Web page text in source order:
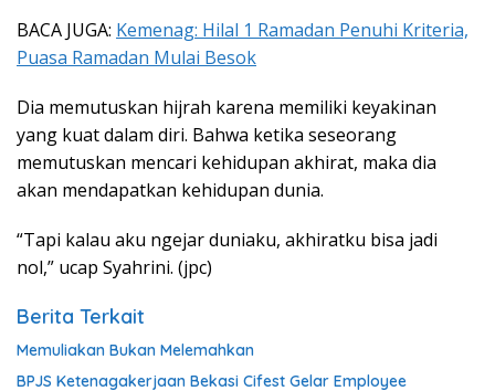
BACA JUGA: Kemenag: Hilal 1 Ramadan Penuhi Kriteria,
Puasa Ramadan Mulai Besok
Dia memutuskan hijrah karena memiliki keyakinan
yang kuat dalam diri. Bahwa ketika seseorang
memutuskan mencari kehidupan akhirat, maka dia
akan mendapatkan kehidupan dunia.
“Tapi kalau aku ngejar duniaku, akhiratku bisa jadi
nol,” ucap Syahrini. (jpc)
Berita Terkait
Memuliakan Bukan Melemahkan
BPJS Ketenagakerjaan Bekasi Cifest Gelar Employee